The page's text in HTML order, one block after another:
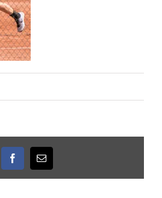
Facebook
E-
Mail